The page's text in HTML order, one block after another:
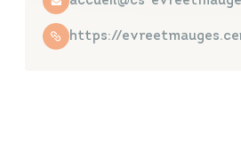
https://